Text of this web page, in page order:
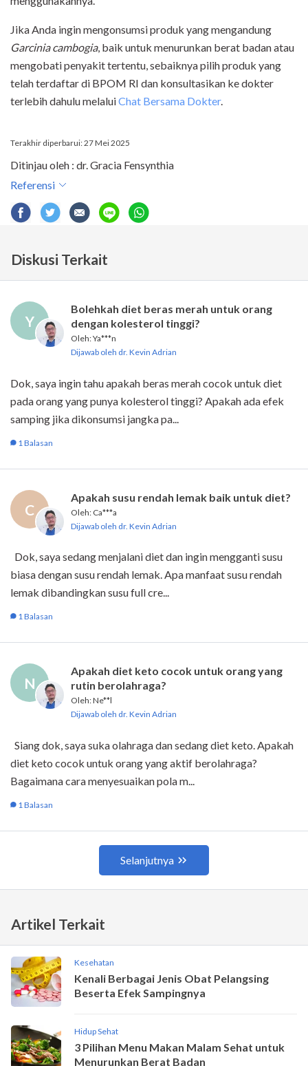
Jika Anda ingin mengonsumsi produk yang mengandung
Garcinia cambogia, baik untuk menurunkan berat badan atau
mengobati penyakit tertentu, sebaiknya pilih produk yang
telah terdaftar di BPOM RI dan konsultasikan kedokter
terlebih dahulu melaluiChat Bersama Dokter.
Terakhir diperbarui: 27 Mei 2025